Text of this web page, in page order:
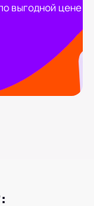
выгодной цене